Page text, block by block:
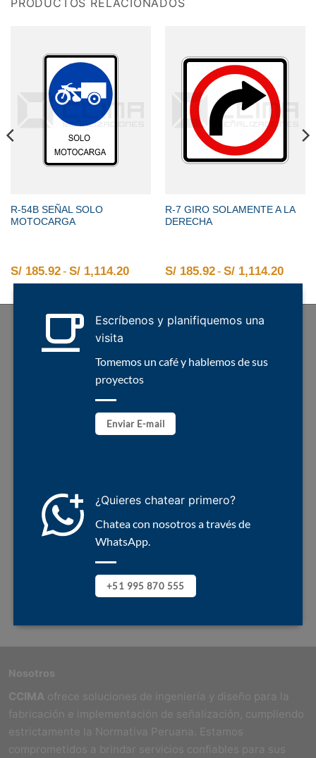
PRODUCTOS RELACIONADOS
R-54B SEÑAL SOLO
MOTOCARGA
S/185.92- S/1,114.20Rango de precios: desde S/
R-7 GIRO SOLAMENTE A LA
DERECHA
S/185.92- S/1,114.20
hasta S/ 1,114.20
de precios: desde S/ 185.92 hasta S/ 1,114.20
Escríbenos y planifiquemos una
visita
Tomemos un café y hablemos de sus
proyectos
Enviar E-mail
¿Quieres chatear primero?
Chatea con nosotros a través de
WhatsApp.
+51 995 870 555
Nosotros
CCIMA ofrece soluciones de ingeniería y diseño para la
fabricación e implementación de señalización, cumpliendo
estrictamente la Normativa Peruana. Estamos
comprometidos a brindar servicios confiables para sus